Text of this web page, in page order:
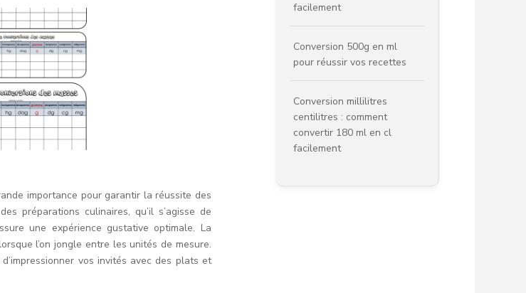
importance pour garantir la réussite des
préparations culinaires, qu’il s’agisse de
une expérience gustative optimale. La
l’on jongle entre les unités de mesure.
vos invités avec des plats et
facilement
Conversion 500g en ml
pour réussir vos recettes
Conversion millilitres
centilitres : comment
convertir 180 ml en cl
facilement